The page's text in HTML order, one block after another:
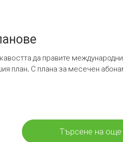
да правите
план. С плана за месечен
Търсене на още